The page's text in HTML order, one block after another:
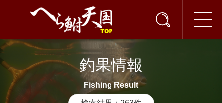
釣果情報
Fishing Result